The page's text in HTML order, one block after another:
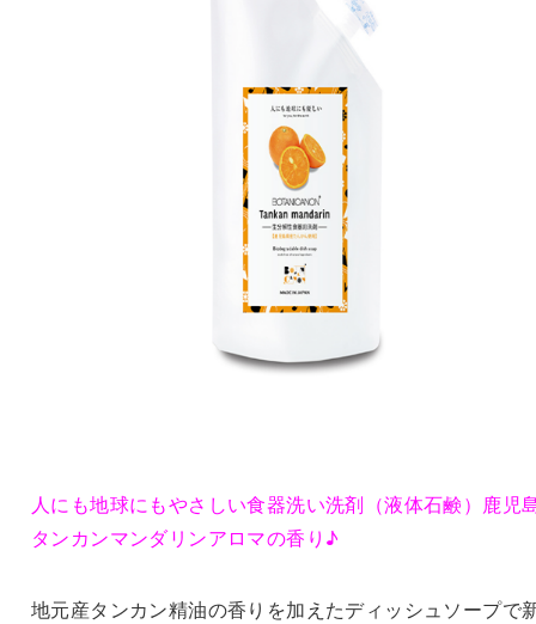
人にも地球にもやさしい食器洗い洗剤（液体石鹸）鹿児
タンカンマンダリンアロマの香り♪
地元産タンカン精油の香りを加えたディッシュソープで